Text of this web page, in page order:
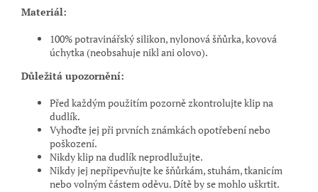
Materiál:
100% potravinářský silikon, nylonová šňůrka, kovová
úchytka (neobsahuje nikl ani olovo).
Důležitá upozornění:
Před každým použitím pozorně zkontrolujte klip na
dudlík.
Vyhoďte jej při prvních známkách opotřebení nebo
poškození.
Nikdy klip na dudlík neprodlužujte.
Nikdy jej nepřipevňujte ke šňůrkám, stuhám, tkanicím
nebo volným částem oděvu. Dítě by se mohlo uškrtit.